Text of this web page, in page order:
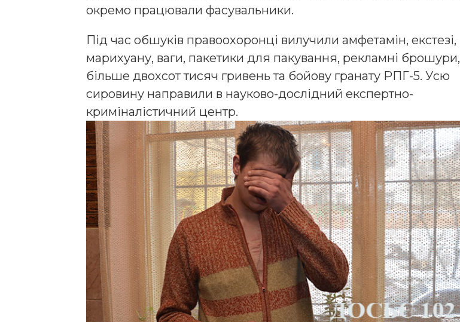
окремо працювали фасувальники.
Під час обшуків правоохоронці вилучили амфетамін, екстезі,
марихуану, ваги, пакетики для пакування, рекламні брошури,
більше двохсот тисяч гривень та бойову гранату РПГ-5. Усю
сировину направили в науково-дослідний експертно-
криміналістичний центр.